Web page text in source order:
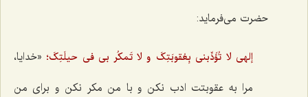
حضرت می‌فرماید:
إلهی لا تُؤَدِّبنی بِعُقوبَتِکَ و لا تَمکُر بی فی حیلَتِکَ؛ «خدایا،
مرا به عقوبتت ادب نکن و با من مکر نکن و برای من